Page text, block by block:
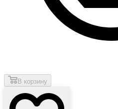
В корзину